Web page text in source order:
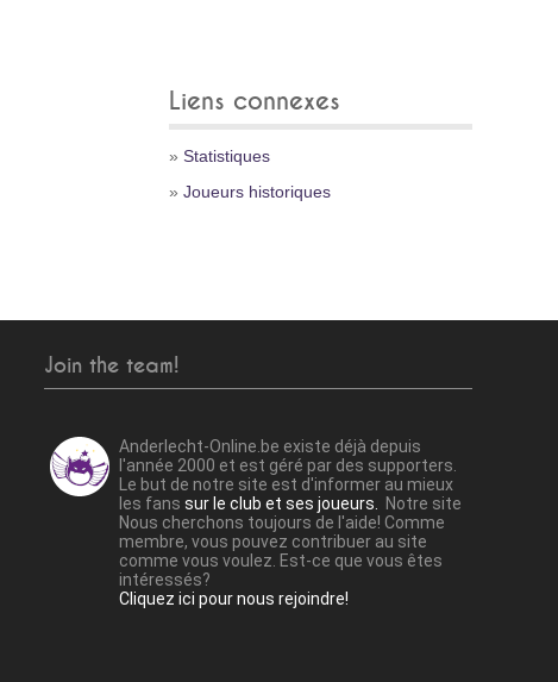
Liens connexes
» Statistiques
» Joueurs historiques
Join the team!
Anderlecht-Online.be existe déjà depuis
l'année 2000 et est géré par des supporters.
Le but de notre site est d'informer au mieux
les fans sur le club et ses joueurs.
Notre site
Nous cherchons toujours de l'aide! Comme
membre, vous pouvez contribuer au site
comme vous voulez. Est-ce que vous êtes
intéressés?
Cliquez ici pour nous rejoindre!